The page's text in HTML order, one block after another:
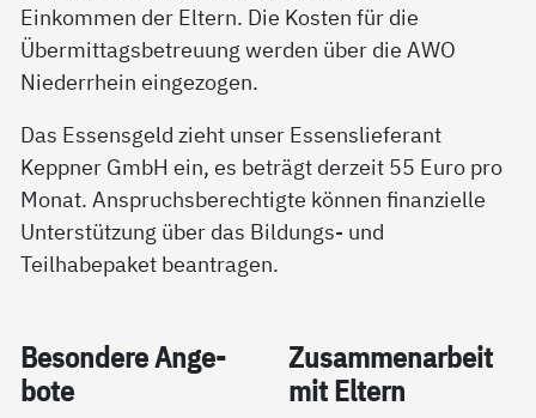
Einkommen der Eltern. Die Kosten für die
Übermittagsbetreuung werden über die AWO
Niederrhein eingezogen.
Das Essensgeld zieht unser Essenslieferant
Keppner GmbH ein, es beträgt derzeit 55 Euro pro
Monat. Anspruchsberechtigte können finanzielle
Unterstützung über das Bildungs- und
Teilhabepaket beantragen.
Be­son­de­re An­ge­
bo­te
Zu­sam­men­ar­beit
mit El­tern